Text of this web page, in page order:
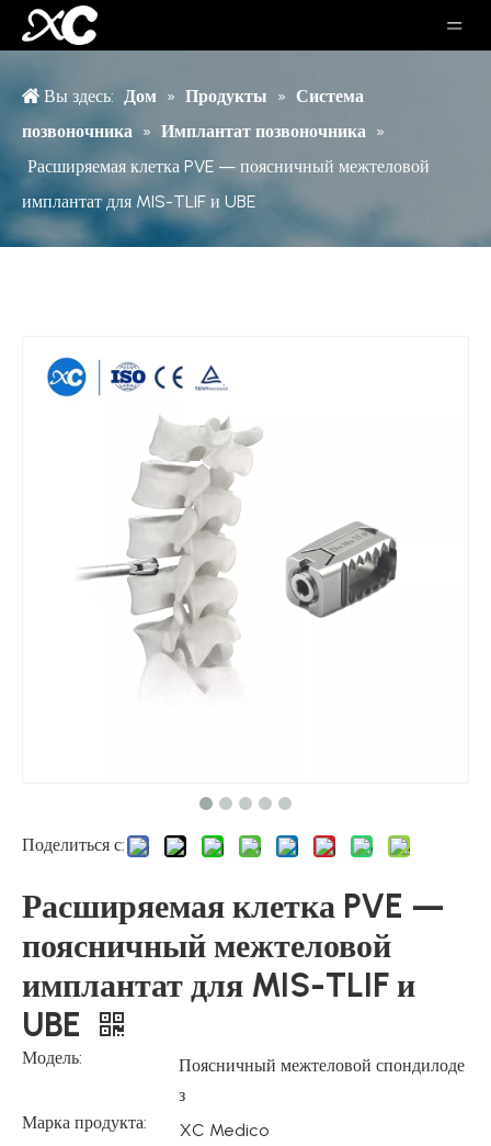
Вы здесь: Дом » Продукты » Система
позвоночника » Имплантат позвоночника »
Расширяемая клетка PVE — поясничный межтеловой
имплантат для MIS-TLIF и UBE
Поделиться с:
Расширяемая клетка PVE —
поясничный межтеловой
имплантат для MIS-TLIF и
UBE
Модель:
Поясничный межтеловой спондилоде
з
Марка продукта:
XC Medico